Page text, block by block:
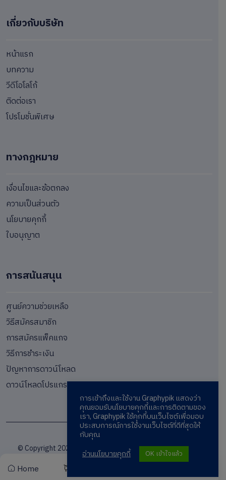
เกี่ยวกับบริษัท
หน้าแรก
บทความ
วีดีโอโลโก้
ติดต่อเรา
โปรโมชั่นพิเศษ
ทางกฎหมาย
เงื่อนไขและข้อตกลง
ความเป็นส่วนตัว
นโยบายคุกกี้
ใบอนุญาต
การสนันสนุน
ศูนย์ความช่วยเหลือ
วิธีสมัครสมาชิก
การสมัครแพ็คแกจ
วิธีการชำระเงิน
ปัญหาการดาวน์โหลด
ดาวน์โหลดโปรแกรม
© Copyright 2024 / Graphypik.com / Graphics Marketplace
Home
การเข้าถึงและใช้งาน Graphypik แสดงว่า
คุณยอมรับนโยบายคุกกี้และการติดตามของ
เรา, Graphypik ใช้คุกกี้บนเว็บไซต์เพื่อมอบ
ประสบการณ์การใช้งานเว็บไซต์ที่ดีที่สุดให้
กับคุณ
อ่านนโยบายคุกกี้
OK เข้าใจแล้ว